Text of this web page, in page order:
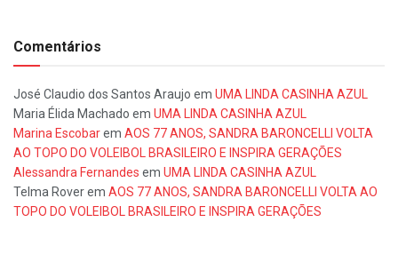
Comentários
José Claudio dos Santos Araujo em UMA LINDA CASINHA AZUL
Maria Élida Machado em UMA LINDA CASINHA AZUL
Marina Escobarem AOS 77 ANOS, SANDRA BARONCELLI VOLTA
AO TOPO DO VOLEIBOL BRASILEIRO E INSPIRA GERAÇÕES
Alessandra Fernandes em UMA LINDA CASINHA AZUL
Telma Roverem AOS 77 ANOS, SANDRA BARONCELLI VOLTA AO
TOPO DO VOLEIBOL BRASILEIRO E INSPIRA GERAÇÕES